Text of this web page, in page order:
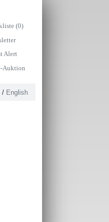
(0)
Alert
Auktion
/ English